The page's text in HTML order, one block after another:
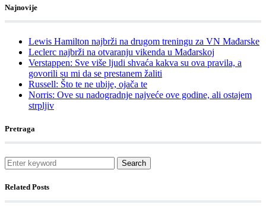
Najnovije
Lewis Hamilton najbrži na drugom treningu za VN Mađarske
Leclerc najbrži na otvaranju vikenda u Mađarskoj
Verstappen: Sve više ljudi shvaća kakva su ova pravila, a
govorili su mi da se prestanem žaliti
Russell: Što te ne ubije, ojača te
Norris: Ove su nadogradnje najveće ove godine, ali ostajem
strpljiv
Pretraga
Search
Related Posts